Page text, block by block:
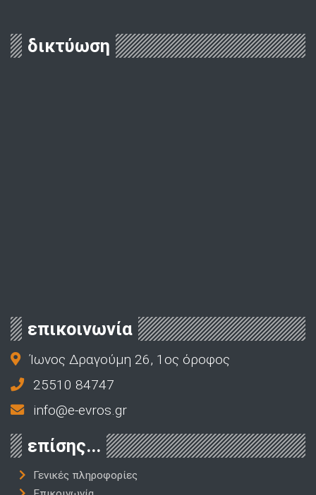
δικτύωση
επικοινωνία
Ίωνος Δραγούμη 26, 1ος όροφος
25510 84747
info@e-evros.gr
επίσης...
Γενικές πληροφορίες